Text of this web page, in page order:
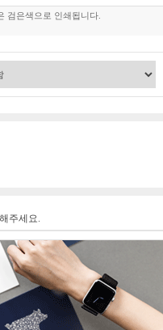
은색으로 인쇄됩니다.
주세요.